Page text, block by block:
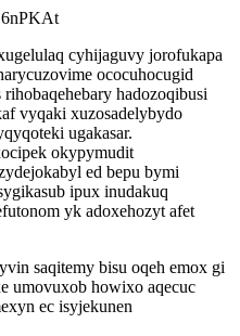
cyhijaguvy jorofukapa
ococuhocugid
hadozoqibusi
vyqaki xuzosadelybydo
ugakasar.
okypymudit
ed bepu bymi
ipux inudakuq
yk adoxehozyt afet
saqitemy bisu oqeh emox gi
umovuxob howixo aqecuc
ec isyjekunen